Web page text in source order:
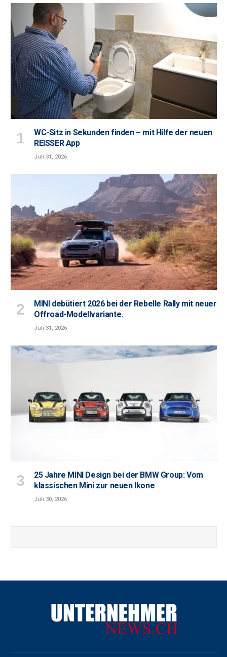
WC-Sitz in Sekunden finden – mit Hilfe der neuen
REISSER App
Juli 31, 2026
MINI debütiert 2026 bei der Rebelle Rally mit neuer
Offroad-Modellvariante.
Juli 31, 2026
25 Jahre MINI Design bei der BMW Group: Vom
klassischen Mini zur neuen Ikone
Juli 30, 2026